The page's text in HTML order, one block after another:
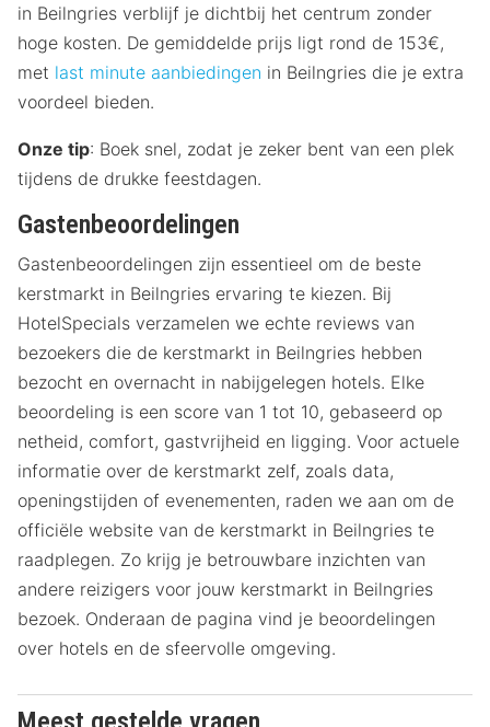
in Beilngries verblijf je dichtbij het centrum zonder
hoge kosten. De gemiddelde prijs ligt rond de 153€,
met last minute aanbiedingen in Beilngries die je extra
voordeel bieden.
Onze tip: Boek snel, zodat je zeker bent van een plek
tijdens de drukke feestdagen.
Gastenbeoordelingen
Gastenbeoordelingen zijn essentieel om de beste
kerstmarkt in Beilngries ervaring te kiezen. Bij
HotelSpecials verzamelen we echte reviews van
bezoekers die de kerstmarkt in Beilngries hebben
bezocht en overnacht in nabijgelegen hotels. Elke
beoordeling is een score van 1 tot 10, gebaseerd op
netheid, comfort, gastvrijheid en ligging. Voor actuele
informatie over de kerstmarkt zelf, zoals data,
openingstijden of evenementen, raden we aan om de
officiële website van de kerstmarkt in Beilngries te
raadplegen. Zo krijg je betrouwbare inzichten van
andere reizigers voor jouw kerstmarkt in Beilngries
bezoek. Onderaan de pagina vind je beoordelingen
over hotels en de sfeervolle omgeving.